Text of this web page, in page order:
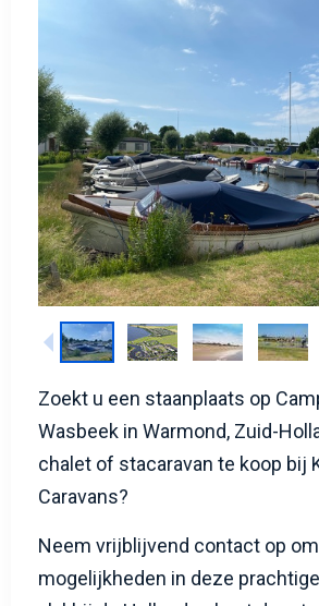
Zoekt u een staanplaats op
Wasbeek in Warmond, Zuid-
chalet of stacaravan te koop bij
Caravans?
Neem vrijblijvend contact op
mogelijkheden in deze